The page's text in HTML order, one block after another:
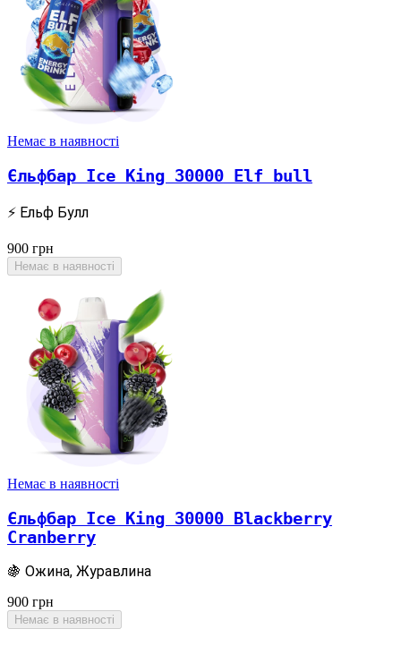
Немає в наявності
Єльфбар Ice King 30000 Elf bull
⚡ Ельф Булл
900 грн
Немає в наявності
Немає в наявності
Єльфбар Ice King 30000 Blackberry
Cranberry
🍇 Ожина, Журавлина
900 грн
Немає в наявності